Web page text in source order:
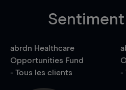
abrdn Healthcare
Opportunities Fund
- Tous les clients
-